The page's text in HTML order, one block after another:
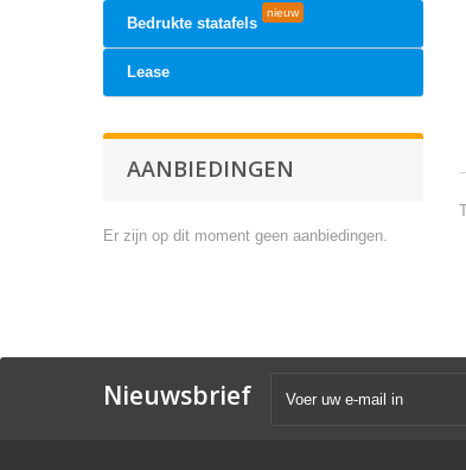
Bedrukte statafels
nieuw
Lease
AANBIEDINGEN
Er zijn op dit moment geen aanbiedingen.
Nieuwsbrief